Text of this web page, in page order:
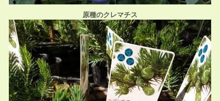
原種のクレマチス